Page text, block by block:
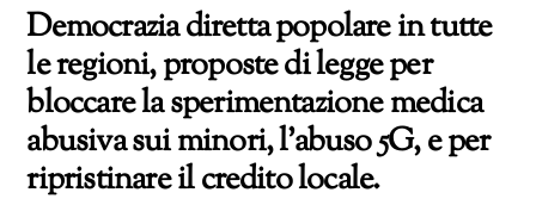
Democrazia diretta popolare in tutte
le regioni, proposte di legge per
bloccare la sperimentazione medica
abusiva sui minori, l’abuso 5G, e per
ripristinare il credito locale.